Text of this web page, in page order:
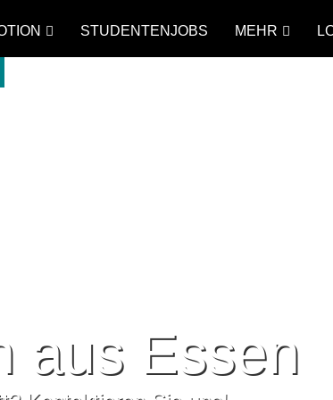
STUDENTENJOBS MEHR
aus Essen